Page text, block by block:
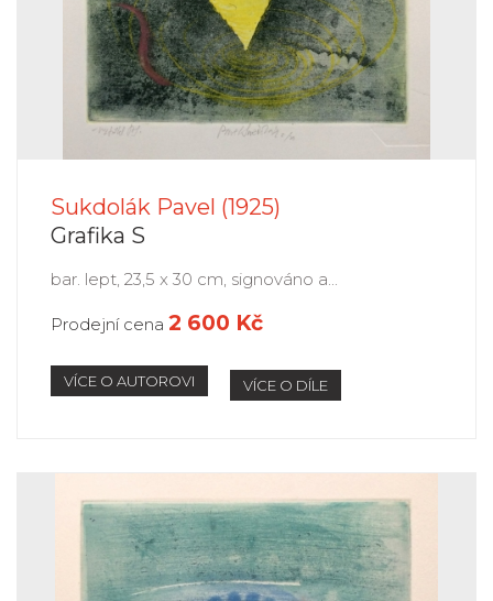
Sukdolák Pavel (1925)
Grafika S
bar. lept, 23,5 x 30 cm, signováno a...
Prodejní cena 2 600 Kč
VÍCE O AUTOROVI VÍCE O DÍLE